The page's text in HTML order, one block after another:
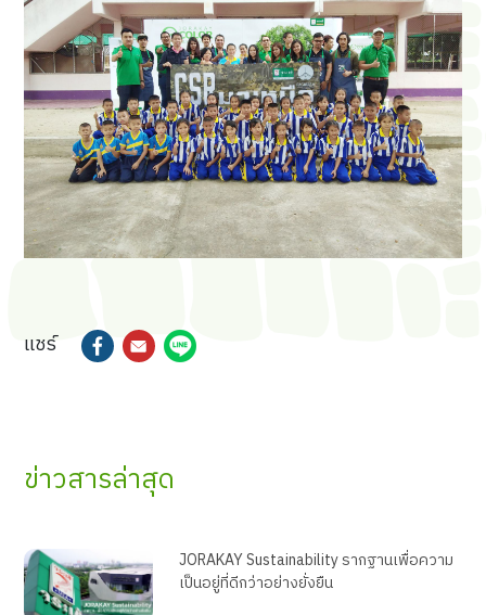
แชร์
ข่าวสารล่าสุด
JORAKAY Sustainability รากฐานเพื่อความ
เป็นอยู่ที่ดีกว่าอย่างยั่งยืน